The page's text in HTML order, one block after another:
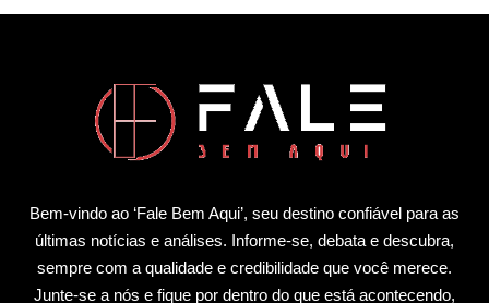
Bem-vindo ao ‘Fale Bem Aqui’, seu destino confiável para as
últimas notícias e análises. Informe-se, debata e descubra,
sempre com a qualidade e credibilidade que você merece.
Junte-se a nós e fique por dentro do que está acontecendo,